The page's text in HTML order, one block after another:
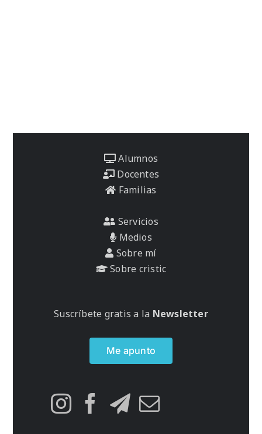
Alumnos
Docentes
Familias
Servicios
Medios
Sobre mí
Sobre cristic
Suscríbete gratis a la Newsletter
Me apunto